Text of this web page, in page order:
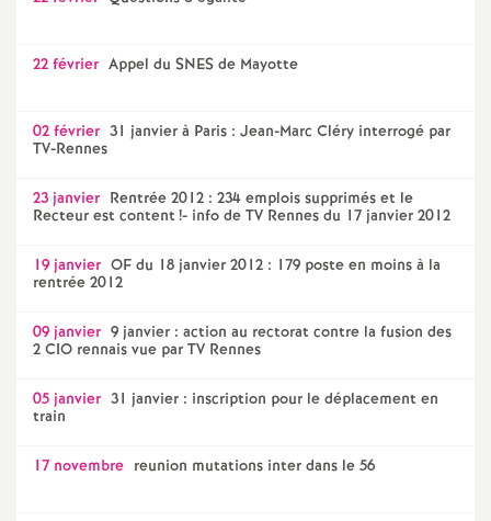
22 février Appel du SNES de Mayotte
02 février 31 janvier à Paris : Jean-Marc Cléry interrogé par
TV-Rennes
23 janvier Rentrée 2012 : 234 emplois supprimés et le
Recteur est content!- info de TV Rennes du 17 janvier 2012
19 janvier OF du 18 janvier 2012 : 179 poste en moins à la
rentrée 2012
09 janvier 9 janvier : action au rectorat contre la fusion des
2 CIO rennais vue par TV Rennes
05 janvier 31 janvier : inscription pour le déplacement en
train
17 novembre reunion mutations inter dans le 56